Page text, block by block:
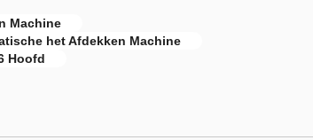
Machine
het Afdekken Machine
Hoofd